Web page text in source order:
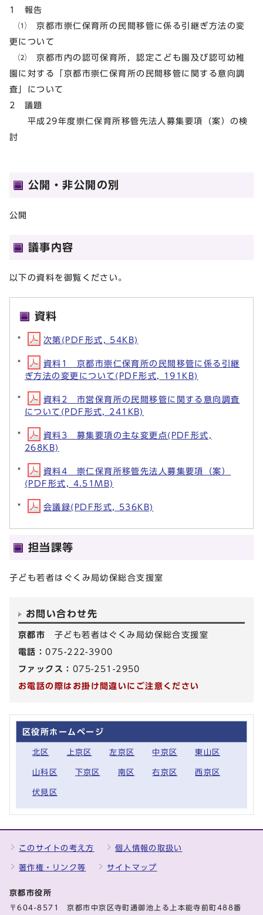
1 報告
⑴ 京都市崇仁保育所の民間移管に係る引継ぎ方法の変
更について
⑵ 京都市内の認可保育所，認定こども園及び認可幼稚
園に対する「京都市崇仁保育所の民間移管に関する意向調
査」について
2 議題
平成29年度崇仁保育所移管先法人募集要項（案）の検
討
公開・非公開の別
公開
議事内容
以下の資料を御覧ください。
資料
次第(PDF形式, 54KB)
資料1 京都市崇仁保育所の民間移管に係る引継
ぎ方法の変更について(PDF形式, 191KB)
資料2 市営保育所の民間移管に関する意向調査
について(PDF形式, 241KB)
資料3 募集要項の主な変更点(PDF形式,
268KB)
資料4 崇仁保育所移管先法人募集要項（案）
(PDF形式, 4.51MB)
会議録(PDF形式, 536KB)
担当課等
子ども若者はぐくみ局幼保総合支援室
お問い合わせ先
京都市 子ども若者はぐくみ局幼保総合支援室
電話：075-222-3900
ファックス： 075-251-2950
お電話の際はお掛け間違いにご注意ください
区役所ホームページ
北区 上京区 左京区 中京区 東山区
山科区 下京区 南区 右京区 西京区
伏見区
このサイトの考え方 個人情報の取扱い
著作権・リンク等 サイトマップ
京都市役所
〒604-8571 京都市中京区寺町通御池上る上本能寺前町488番